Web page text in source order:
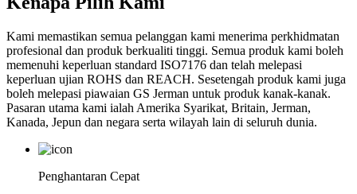
Kami memastikan semua pelanggan kami menerima perkhidmatan
profesional dan produk berkualiti tinggi. Semua produk kami boleh
memenuhi keperluan standard ISO7176 dan telah melepasi
keperluan ujian ROHS dan REACH. Sesetengah produk kami juga
boleh melepasi piawaian GS Jerman untuk produk kanak-kanak.
Pasaran utama kami ialah Amerika Syarikat, Britain, Jerman,
Kanada, Jepun dan negara serta wilayah lain di seluruh dunia.
Penghantaran Cepat